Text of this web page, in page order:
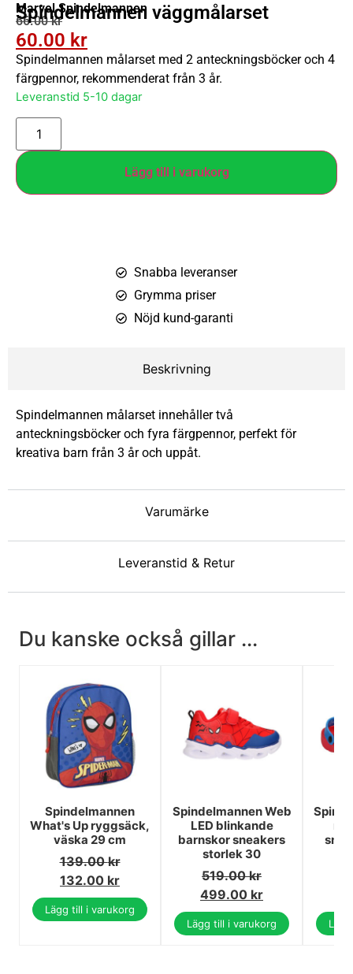
Marvel Spindelmannen
Spindelmannen väggmålarset
66.00kr
60.00 kr
Spindelmannen målarset med 2 anteckningsböcker och 4
färgpennor, rekommenderat från 3 år.
Leveranstid 5-10 dagar
Lägg till i varukorg
Snabba leveranser
Grymma priser
Nöjd kund-garanti
Beskrivning
Varumärke
Leveranstid & Retur
Spindelmannen målarset innehåller två
anteckningsböcker och fyra färgpennor, perfekt för
kreativa barn från 3 år och uppåt.
Du kanske också gillar ...
Spindelmannen
What's Up ryggsäck,
väska 29 cm
139.00kr
132.00 kr
Lägg till i varukorg
Spindelmannen Web
LED blinkande
barnskor sneakers
storlek 30
519.00kr
499.00 kr
Lägg till i varukorg